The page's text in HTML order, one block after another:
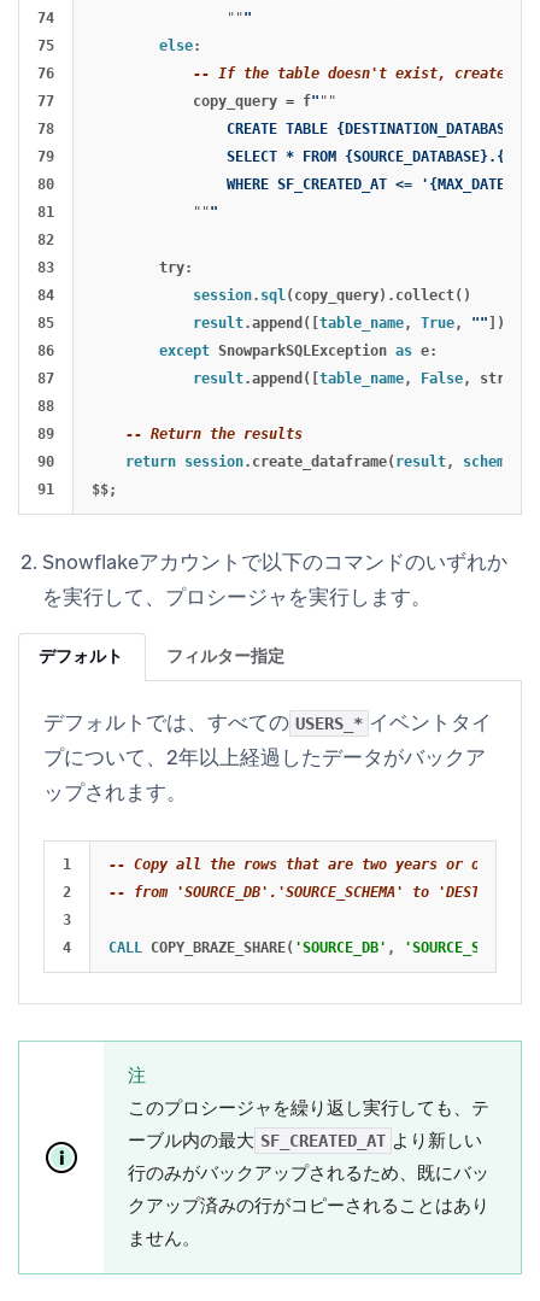
74
75
76
77
78
79
80
81
82
83
84
85
86
87
88
89
90
"""
else:
-- If the table doesn't exist, create it
copy_query = f" ""
CREATE TABLE
SELECT * FROM
                WHERE SF_CREATED_AT <= '{MAX_DATE}'
"""
try:
session. sql (copy_query). collect()
result.append ([table_name, True, ""])
except SnowparkSQLException as e:
result.append ([table_name, False, str
-- Return the results
return session. create_dataframe(result, schema
$$;
Snowflakeアカウントで以下のコマンドのいずれか
を実行して、プロシージャを実行します。
デフォルト フィルター指定
デフォルトでは、すべての USERS_* イベントタイ
プについて、2年以上経過したデータがバックア
ップされます。
1
2
3
-- Copy all the rows that are two years or older
-- from 'SOURCE_DB'.'SOURCE_SCHEMA' to
CALL COPY_BRAZE_SHARE( 'SOURCE_DB' , 'SOURCE_SCHEMA'
注
このプロシージャを繰り返し実行しても、テ
ーブル内の最大 SF_CREATED_AT より新しい
行のみがバックアップされるため、既にバッ
クアップ済みの行がコピーされることはあり
ません。